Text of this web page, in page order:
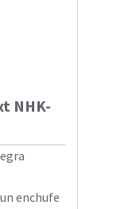
NHK-
enchufe